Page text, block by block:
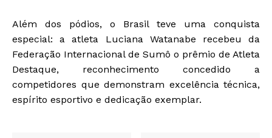
Além dos pódios, o Brasil teve uma conquista
especial: a atleta Luciana Watanabe recebeu da
Federação Internacional de Sumô o prêmio de Atleta
Destaque, reconhecimento concedido a
competidores que demonstram excelência técnica,
espírito esportivo e dedicação exemplar.